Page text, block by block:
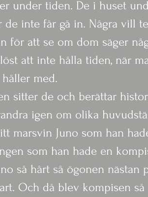
under tiden. De i huset
de inte får gå in. Några vill
för att se om dom säger
att inte hålla tiden, när
med.
sitter de och berättar
igen om olika
marsvin Juno som han
som han hade en
så hårt så ögonen nästan
Och då blev kompisen